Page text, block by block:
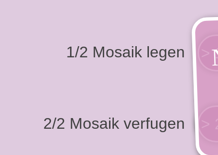
1/2 Mosaik legen
2/2 Mosaik verfugen